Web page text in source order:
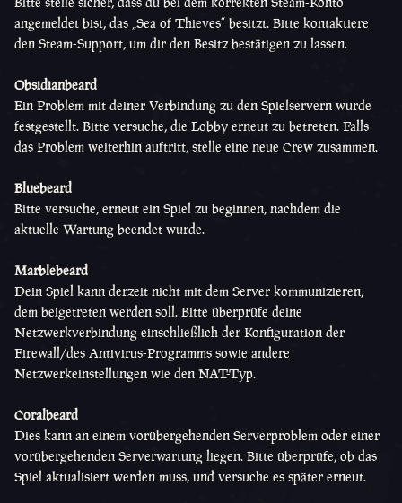
angemeldet bist, das „Sea of Thieves“ besitzt. Bitte kontaktiere
den Steam-Support, um dir den Besitz bestätigen zu lassen.
Obsidianbeard
Ein Problem mit deiner Verbindung zu den Spielservern wurde
festgestellt. Bitte versuche, die Lobby erneut zu betreten. Falls
das Problem weiterhin auftritt, stelle eine neue Crew zusammen.
Bluebeard
Bitte versuche, erneut ein Spiel zu beginnen, nachdem die
aktuelle Wartung beendet wurde.
Marblebeard
Dein Spiel kann derzeit nicht mit dem Server kommunizieren,
dem beigetreten werden soll. Bitte überprüfe deine
Netzwerkverbindung einschließlich der Konfiguration der
Firewall/des Antivirus-Programms sowie andere
Netzwerkeinstellungen wie den NAT-Typ.
Coralbeard
Dies kann an einem vorübergehenden Serverproblem oder einer
vorübergehenden Serverwartung liegen. Bitte überprüfe, ob das
Spiel aktualisiert werden muss, und versuche es später erneut.